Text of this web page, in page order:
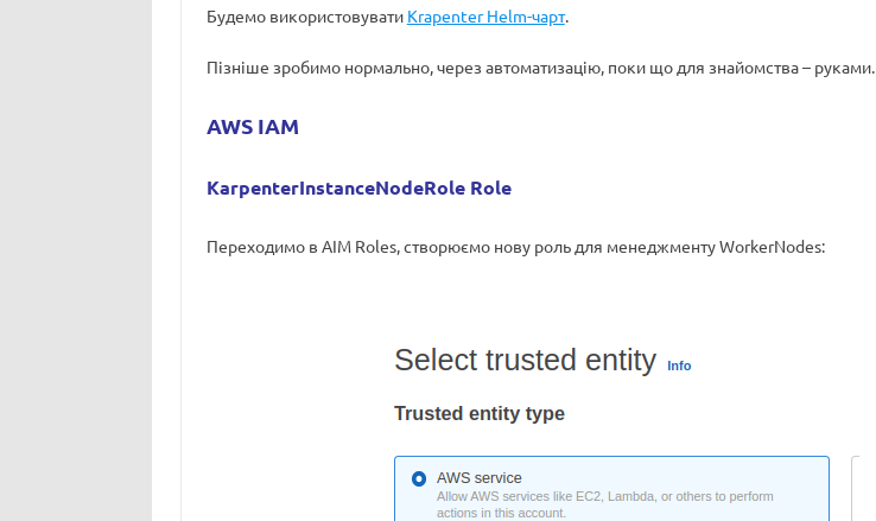
Будемо використовувати Krapenter Helm-чарт.
Пізніше зробимо нормально, через автоматизацію, поки що для знайомства – руками.
AWS IAM
KarpenterInstanceNodeRole Role
Переходимо в АІМ Roles, створюємо нову роль для менеджменту WorkerNodes: